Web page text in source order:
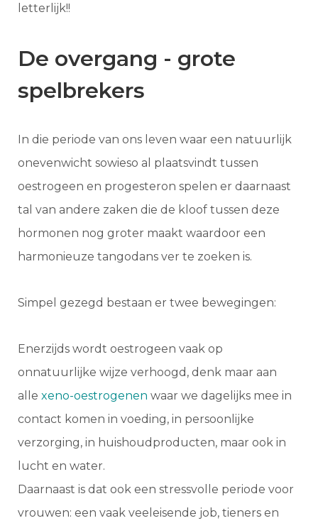
letterlijk!!
De overgang - grote
spelbrekers
In die periode van ons leven waar een natuurlijk
onevenwicht sowieso al plaatsvindt tussen
oestrogeen en progesteron spelen er daarnaast
tal van andere zaken die de kloof tussen deze
hormonen nog groter maakt waardoor een
harmonieuze tangodans ver te zoeken is.
Simpel gezegd bestaan er twee bewegingen:
Enerzijds wordt oestrogeen vaak op
onnatuurlijke wijze verhoogd, denk maar aan
alle xeno-oestrogenen waar we dagelijks mee in
contact komen in voeding, in persoonlijke
verzorging, in huishoudproducten, maar ook in
lucht en water.
Daarnaast is dat ook een stressvolle periode voor
vrouwen: een vaak veeleisende job, tieners en